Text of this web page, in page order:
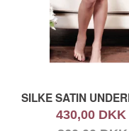
SILKE SATIN
430,00 DKK